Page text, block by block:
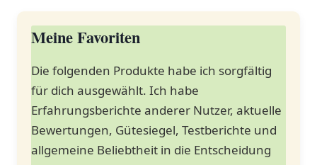
Meine Favoriten
Die folgenden Produkte habe ich sorgfältig
für dich ausgewählt. Ich habe
Erfahrungsberichte anderer Nutzer, aktuelle
Bewertungen, Gütesiegel, Testberichte und
allgemeine Beliebtheit in die Entscheidung